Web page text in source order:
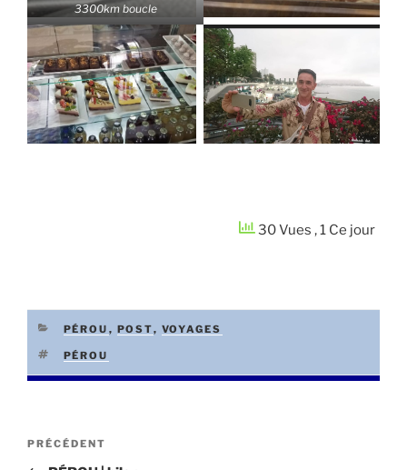
3300km boucle
30 Vues , 1 Ce jour
CATÉGORIES
PÉROU , POST, VOYAGES
ÉTIQUETTES
PÉROU
Navigation
Article
PRÉCÉDENT